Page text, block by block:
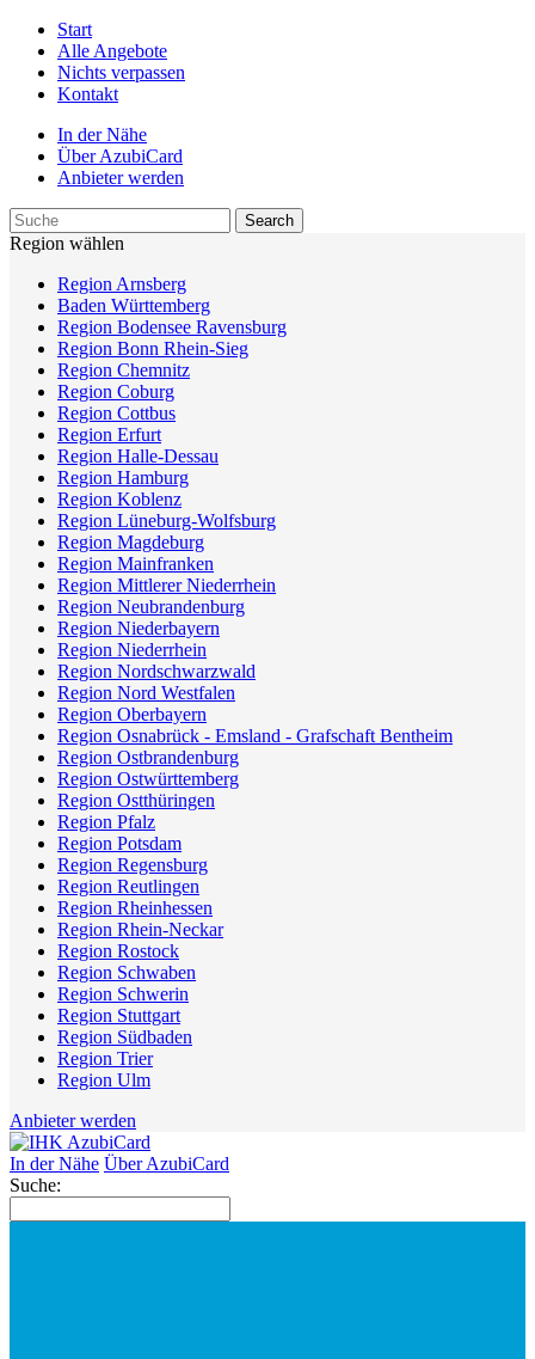
Start
Alle Angebote
Nichts verpassen
Kontakt
In der Nähe
Über AzubiCard
Anbieter werden
Region wählen
Region Arnsberg
Baden Württemberg
Region Bodensee Ravensburg
Region Bonn Rhein-Sieg
Region Chemnitz
Region Coburg
Region Cottbus
Region Erfurt
Region Halle-Dessau
Region Hamburg
Region Koblenz
Region Lüneburg-Wolfsburg
Region Magdeburg
Region Mainfranken
Region Mittlerer Niederrhein
Region Neubrandenburg
Region Niederbayern
Region Niederrhein
Region Nordschwarzwald
Region Nord Westfalen
Region Oberbayern
Region Osnabrück - Emsland - Grafschaft Bentheim
Region Ostbrandenburg
Region Ostwürttemberg
Region Ostthüringen
Region Pfalz
Region Potsdam
Region Regensburg
Region Reutlingen
Region Rheinhessen
Region Rhein-Neckar
Region Rostock
Region Schwaben
Region Schwerin
Region Stuttgart
Region Südbaden
Region Trier
Region Ulm
Anbieter werden
In der Nähe Über AzubiCard
Suche: